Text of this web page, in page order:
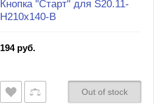
Кнопка "Старт" для S20.11-
H210x140-B
194 руб.
Out of stock